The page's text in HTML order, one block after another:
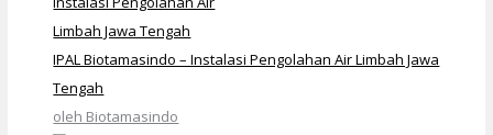
IPAL Biotamasindo – Instalasi Pengolahan Air Limbah Jawa
Tengah
oleh Biotamasindo